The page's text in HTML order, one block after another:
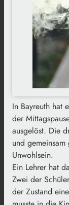
In Bayreuth hat
der
ausgelöst. Die
und
Unwohlsein.
Ein Lehrer hat
Zwei der
der Zustand